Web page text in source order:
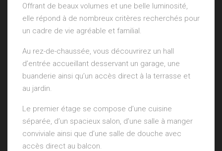
Offrant de beaux volumes et une belle luminosité,
elle répond à de nombreux critères recherchés pour
un cadre de vie agréable et familial.
Au rez-de-chaussée, vous découvrirez un hall
d’entrée accueillant desservant un garage, une
buanderie ainsi qu’un accès direct à la terrasse et
au jardin.
Le premier étage se compose d’une cuisine
séparée, d’un spacieux salon, d’une salle à manger
conviviale ainsi que d’une salle de douche avec
accès direct au balcon.